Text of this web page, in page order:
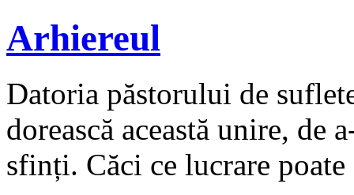
Arhiereul
Datoria păstorului de
dorească această unire, de
sfinți. Căci ce lucrare